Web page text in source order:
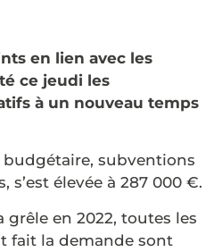
en lien avec les
ce jeudi les
à un nouveau temps
budgétaire, subventions
s’est élevée à 287 000 €.
grêle en 2022, toutes les
fait la demande sont